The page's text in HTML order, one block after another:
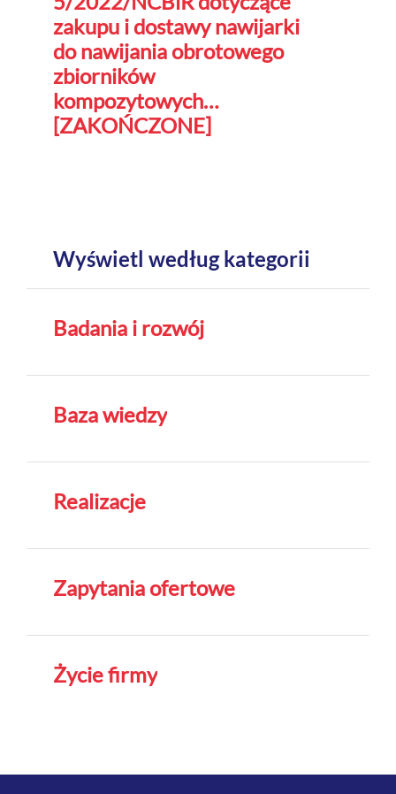
zakupu i dostawy nawijarki
do nawijania obrotowego
zbiorników
kompozytowych…
[ZAKOŃCZONE]
Wyświetl według kategorii
Badania i rozwój
Baza wiedzy
Realizacje
Zapytania ofertowe
Życie firmy